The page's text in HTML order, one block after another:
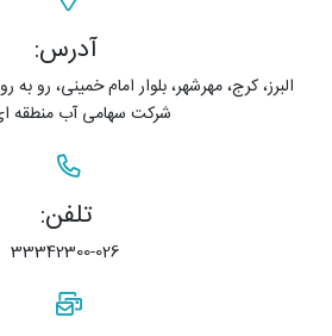
آدرس:
البرز، کرج، مهرشهر، بلوار امام خمینی، رو
شرکت سهامی آب منطقه ای
تلفن:
33342300-026